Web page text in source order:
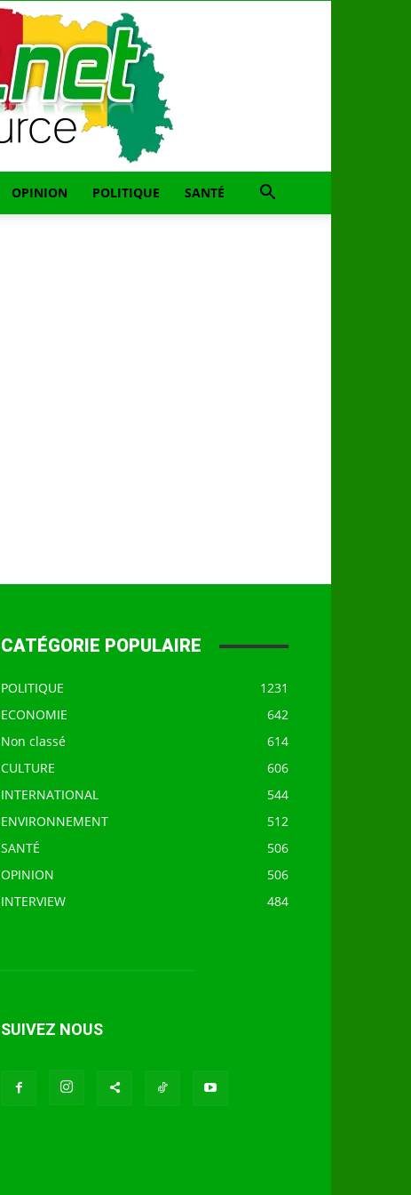
OPINION POLITIQUE SANTÉ
CATÉGORIE POPULAIRE
POLITIQUE
1231
ECONOMIE
642
Non classé
614
CULTURE
606
INTERNATIONAL
544
ENVIRONNEMENT
512
SANTÉ
506
OPINION
506
INTERVIEW
484
SUIVEZ NOUS